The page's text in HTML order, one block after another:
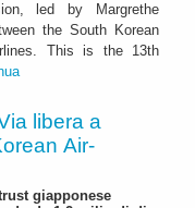
led by Margrethe
the South Korean
This is the 13th
libera a
Air-
giapponese